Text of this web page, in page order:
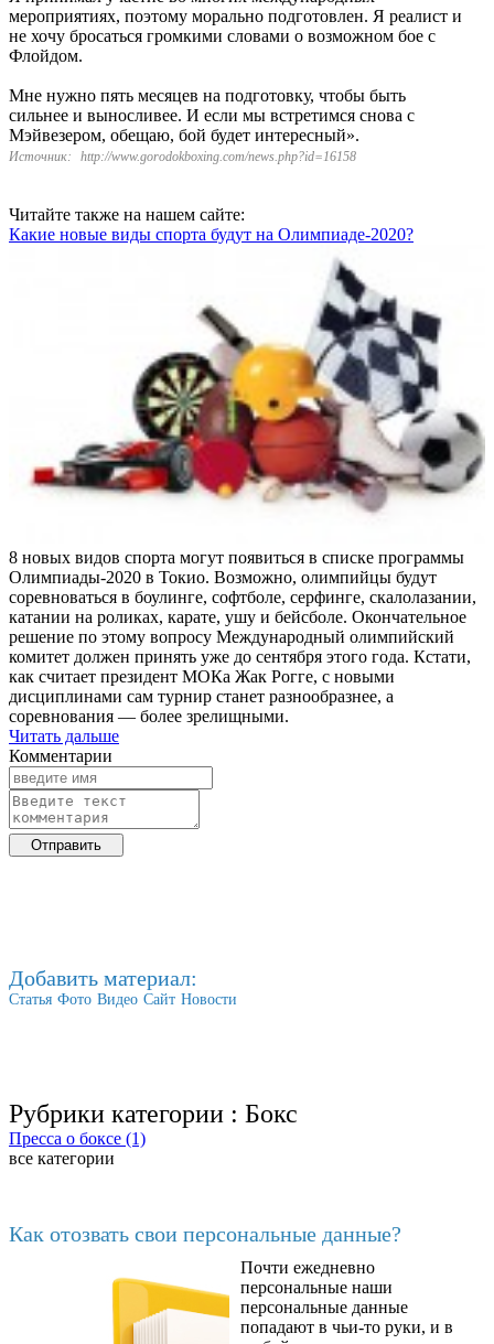
мероприятиях, поэтому морально подготовлен. Я реалист и
не хочу бросаться громкими словами о возможном бое с
Флойдом.
Мне нужно пять месяцев на подготовку, чтобы быть
сильнее и выносливее. И если мы встретимся снова с
Мэйвезером, обещаю, бой будет интересный».
Источник: http://www.gorodokboxing.com/news.php?id=16158
Читайте также на нашем сайте:
Какие новые виды спорта будут на Олимпиаде-2020?
8 новых видов спорта могут появиться в списке программы
Олимпиады-2020 в Токио. Возможно, олимпийцы будут
соревноваться в боулинге, софтболе, серфинге, скалолазании,
катании на роликах, карате, ушу и бейсболе. Окончательное
решение по этому вопросу Международный олимпийский
комитет должен принять уже до сентября этого года. Кстати,
как считает президент МОКа Жак Рогге, с новыми
дисциплинами сам турнир станет разнообразнее, а
соревнования — более зрелищными.
Читать дальше
Комментарии
Добавить материал:
Статья Фото Видео Сайт Новости
Рубрики категории : Бокс
Пресса о боксе (1)
все категории
Как отозвать свои персональные данные?
Почти ежедневно
персональные наши
персональные данные
попадают в чьи-то руки, и в